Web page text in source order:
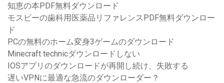
知恵の本PDF無料ダウンロード
モスビーの歯科用医薬品リファレンスPDF無料ダウンロー
ド
PCの無料のホーム変身3ゲームのダウンロード
Minecraft technicダウンロードしない
IOSアプリのダウンロードが再開し続け、失敗する
遅いVPNに最適な急流のダウンローダー？